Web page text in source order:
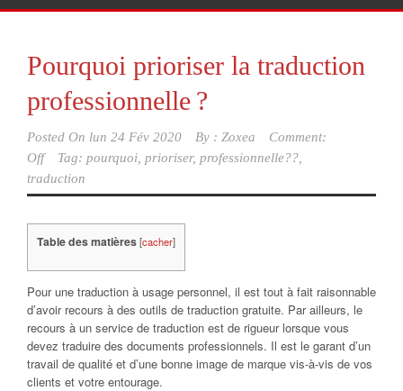
Pourquoi prioriser la traduction
professionnelle ?
Posted On lun 24 Fév 2020 By : Zoxea
Comment:
Off
Tag: pourquoi, prioriser, professionnelle??,
traduction
Table des matières[cacher]
Pour une traduction à usage personnel, il est tout à fait raisonnable
d’avoir recours à des outils de traduction gratuite. Par ailleurs, le
recours à un service de traduction est de rigueur lorsque vous
devez traduire des documents professionnels. Il est le garant d’un
travail de qualité et d’une bonne image de marque vis-à-vis de vos
clients et votre entourage.